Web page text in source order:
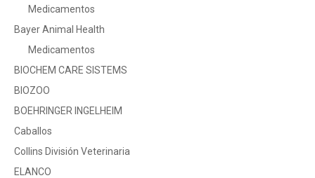
Medicamentos
Bayer Animal Health
Medicamentos
BIOCHEM CARE SISTEMS
BIOZOO
BOEHRINGER INGELHEIM
Caballos
Collins División Veterinaria
ELANCO